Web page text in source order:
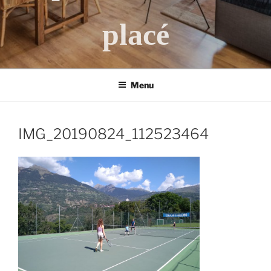
placé
Menu
IMG_20190824_112523464